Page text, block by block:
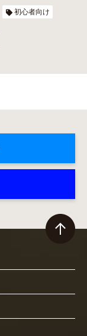
初心者向け